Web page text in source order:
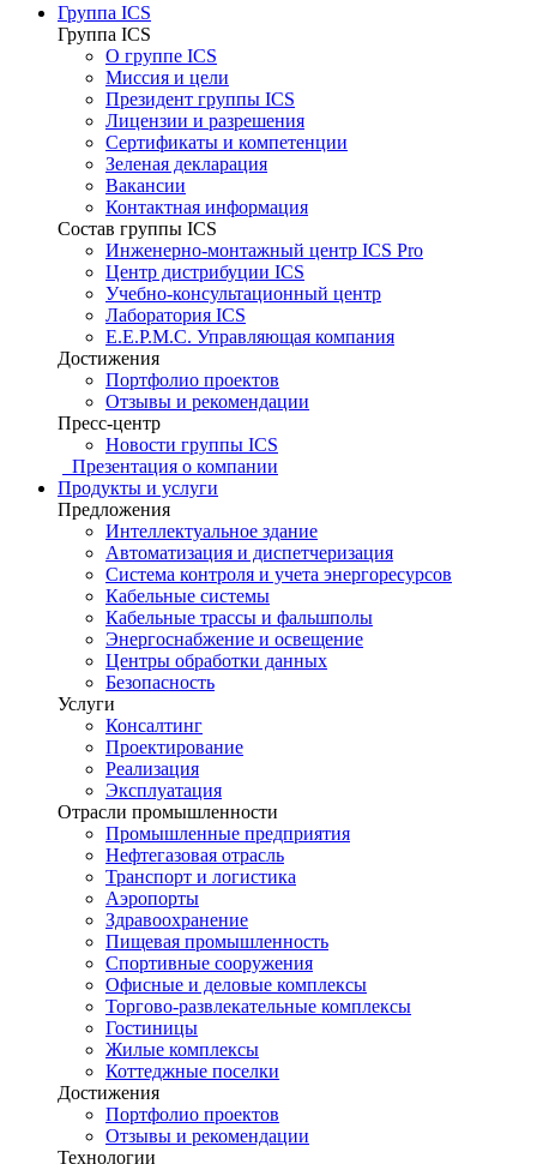
Группа ICS
Группа ICS
О группе ICS
Миссия и цели
Президент группы ICS
Лицензии и разрешения
Сертификаты и компетенции
Зеленая декларация
Вакансии
Контактная информация
Состав группы ICS
Инженерно-монтажный центр ICS Pro
Центр дистрибуции ICS
Учебно-консультационный центр
Лаборатория ICS
E.E.P.M.C. Управляющая компания
Достижения
Портфолио проектов
Отзывы и рекомендации
Пресс-центр
Новости группы ICS
Презентация о компании
Продукты и услуги
Предложения
Интеллектуальное здание
Автоматизация и диспетчеризация
Система контроля и учета энергоресурсов
Кабельные системы
Кабельные трассы и фальшполы
Энергоснабжение и освещение
Центры обработки данных
Безопасность
Услуги
Консалтинг
Проектирование
Реализация
Эксплуатация
Отрасли промышленности
Промышленные предприятия
Нефтегазовая отрасль
Транспорт и логистика
Аэропорты
Здравоохранение
Пищевая промышленность
Спортивные сооружения
Офисные и деловые комплексы
Торгово-развлекательные комплексы
Гостиницы
Жилые комплексы
Коттеджные поселки
Достижения
Портфолио проектов
Отзывы и рекомендации
Технологии